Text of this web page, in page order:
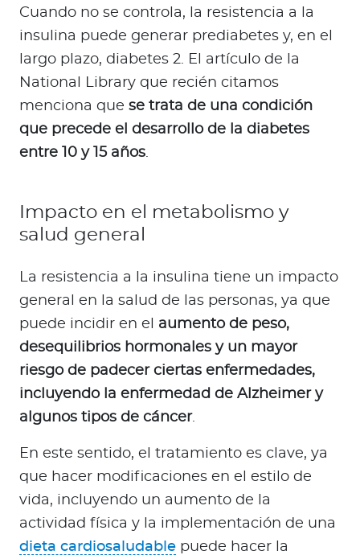
Cuando no se controla, la resistencia a la
insulina puede generar prediabetes y, en el
largo plazo, diabetes 2. El artículo de la
National Library que recién citamos
menciona que se trata de una condición
que precede el desarrollo de la diabetes
entre 10 y 15 años.
Impacto en el metabolismo y
salud general
La resistencia a la insulina tiene un impacto
general en la salud de las personas, ya que
puede incidir en el aumento de peso,
desequilibrios hormonales y un mayor
riesgo de padecer ciertas enfermedades,
incluyendo la enfermedad de Alzheimer y
algunos tipos de cáncer.
En este sentido, el tratamiento es clave, ya
que hacer modificaciones en el estilo de
vida, incluyendo un aumento de la
actividad física y la implementación de una
dieta cardiosaludable puede hacer la